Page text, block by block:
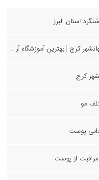
استان البرز
کرج | بهترین آموزشگاه آرایشگری
کرج
مو
پوست
از پوست